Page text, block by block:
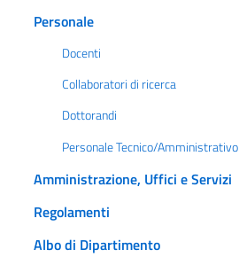
Personale
Docenti
Collaboratori di ricerca
Dottorandi
Personale Tecnico/Amministrativo
Amministrazione, Uffici e Servizi
Regolamenti
Albo di Dipartimento